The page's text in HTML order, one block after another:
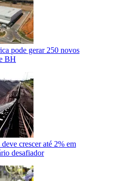
pode gerar 250 novos
BH
crescer até 2% em
desafiador